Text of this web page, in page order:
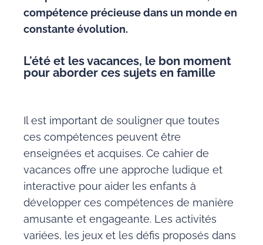
compétence précieuse dans un monde en
constante évolution.
L'été et les vacances, le bon moment
pour aborder ces sujets en famille
Il est important de souligner que toutes
ces compétences peuvent être
enseignées et acquises. Ce cahier de
vacances offre une approche ludique et
interactive pour aider les enfants à
développer ces compétences de manière
amusante et engageante. Les activités
variées, les jeux et les défis proposés dans